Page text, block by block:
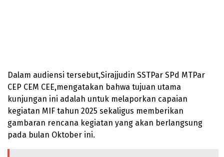
Dalam audiensi tersebut,Sirajjudin SSTPar SPd MTPar
CEP CEM CEE,mengatakan bahwa tujuan utama
kunjungan ini adalah untuk melaporkan capaian
kegiatan MIF tahun 2025 sekaligus memberikan
gambaran rencana kegiatan yang akan berlangsung
pada bulan Oktober ini.